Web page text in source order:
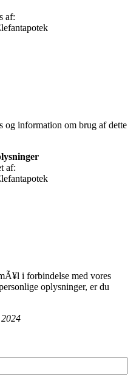
af:
og information om brug af dette
af:
i forbindelse med vores
oplysninger, er du